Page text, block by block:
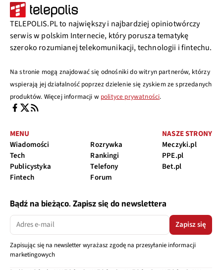
TELEPOLIS.PL to największy i najbardziej opiniotwórczy
serwis w polskim Internecie, który porusza tematykę
szeroko rozumianej telekomunikacji, technologii i fintechu.
Na stronie mogą znajdować się odnośniki do witryn partnerów, którzy
wspierają jej działalność poprzez dzielenie się zyskiem ze sprzedanych
produktów. Więcej informacji w polityce prywatności.
MENU
Wiadomości
Tech
Publicystyka
Fintech
Rozrywka
Rankingi
Telefony
Forum
NASZE STRONY
Meczyki.pl
PPE.pl
Bet.pl
Bądź na bieżąco. Zapisz się do newslettera
Zapisz się
Zapisując się na newsletter wyrażasz zgodę na przesyłanie informacji
marketingowych